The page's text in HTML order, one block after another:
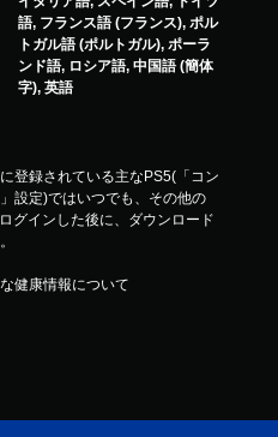
語, フランス語 (フランス), ポル
トガル語 (ポルトガル), ポーラ
ンド語, ロシア語, 中国語 (簡体
字), 英語
登録されている主なPS5(「コン
設定)ではいつでも、その他の
グインした後に、ダウンロード
健康情報について